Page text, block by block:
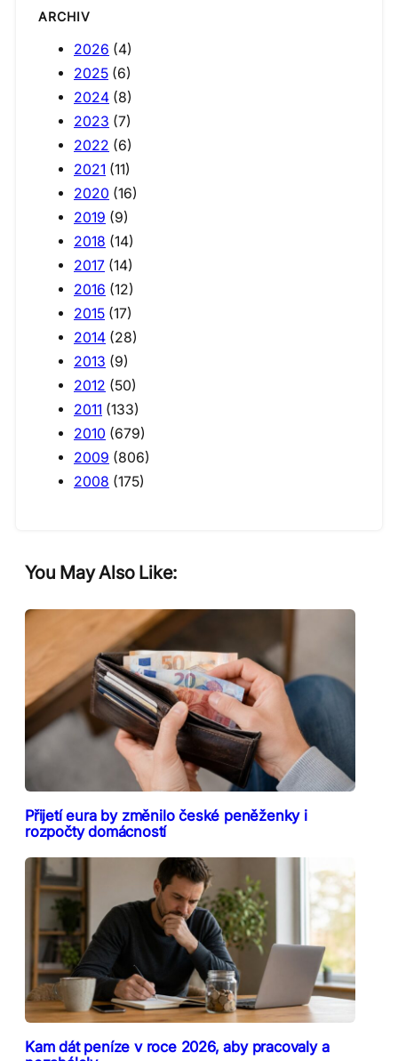
ARCHIV
2026 (4)
2025 (6)
2024 (8)
2023 (7)
2022 (6)
2021 (11)
2020 (16)
2019 (9)
2018 (14)
2017 (14)
2016 (12)
2015 (17)
2014 (28)
2013 (9)
2012 (50)
2011 (133)
2010 (679)
2009 (806)
2008 (175)
You May Also Like:
Přijetí eura by změnilo české peněženky i
rozpočty domácností
Kam dát peníze v roce 2026, aby pracovaly a